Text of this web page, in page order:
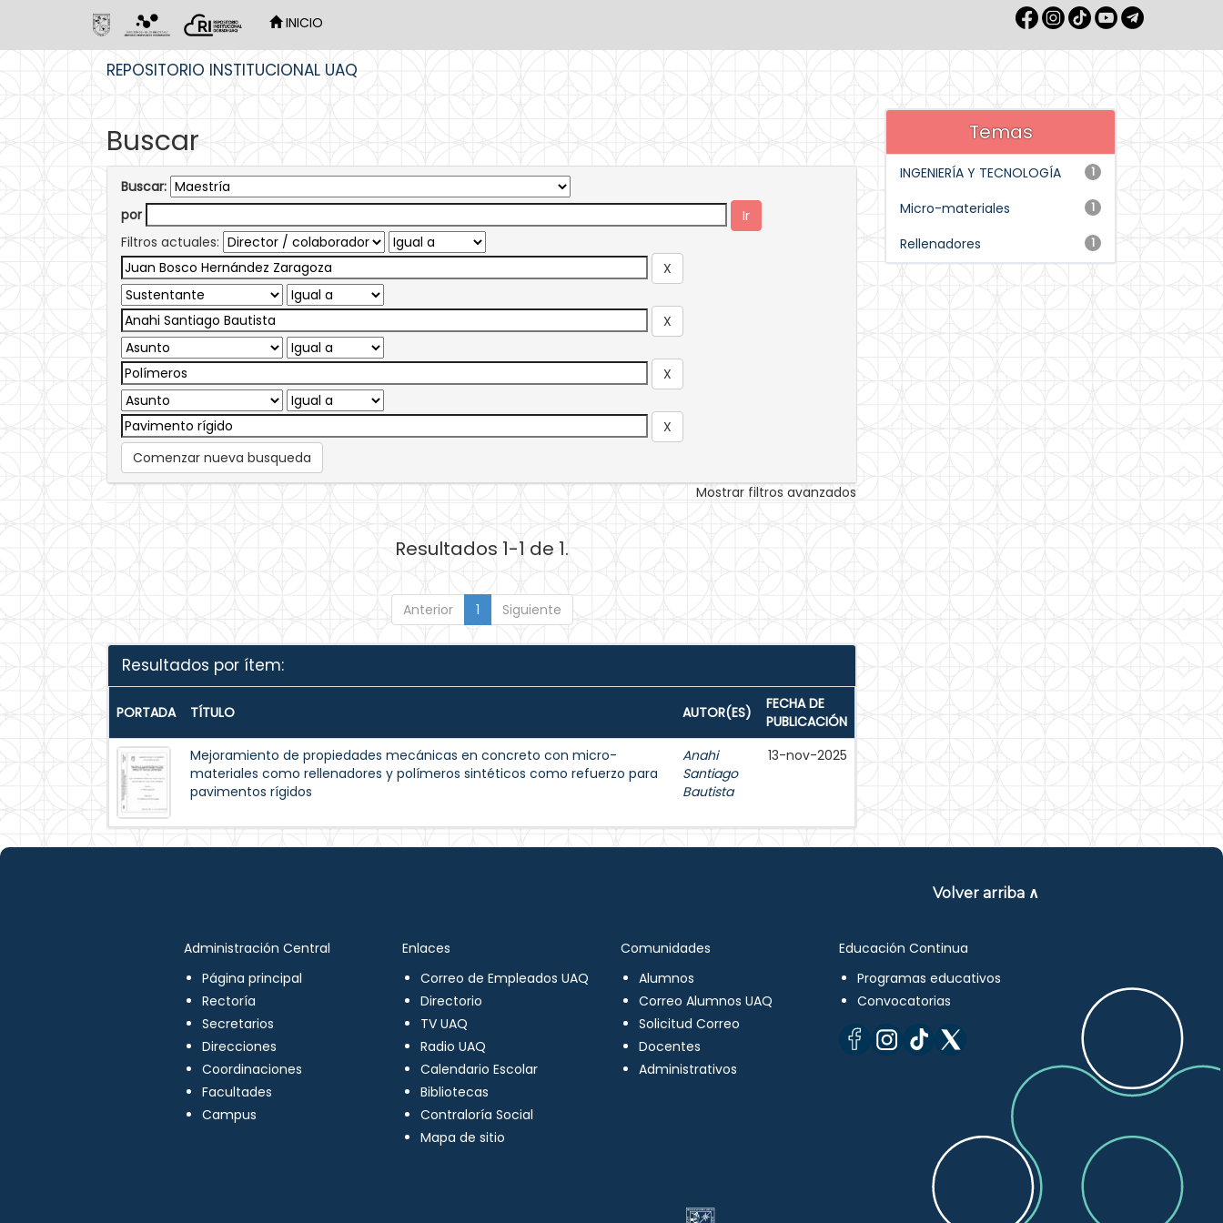
INICIO
REPOSITORIO INSTITUCIONAL UAQ
Buscar
Buscar:
por
Filtros actuales:
Comenzar nueva busqueda
Mostrar filtros avanzados
Resultados 1-1 de 1.
Anterior 1 Siguiente
Resultados por ítem:
PORTADA TÍTULO AUTOR(ES)
FECHA DE
PUBLICACIÓN
Mejoramiento de propiedades mecánicas en concreto con micro-
materiales como rellenadores y polímeros sintéticos como refuerzo para
pavimentos rígidos
Anahi
Santiago
Bautista
13-nov-2025
Temas
1
INGENIERÍA Y TECNOLOGÍA
1
Micro-materiales
1
Rellenadores
Volver arriba ∧
Administración Central
Página principal
Rectoría
Secretarios
Direcciones
Coordinaciones
Facultades
Campus
Enlaces
Correo de Empleados UAQ
Directorio
TV UAQ
Radio UAQ
Calendario Escolar
Bibliotecas
Contraloría Social
Mapa de sitio
Comunidades
Alumnos
Correo Alumnos UAQ
Solicitud Correo
Docentes
Administrativos
Educación Continua
Programas educativos
Convocatorias